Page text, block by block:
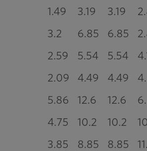
1.49 3.19 3.19
3.2 6.85 6.85
2.59 5.54 5.54
2.09 4.49 4.49
5.86 12.6 12.6
4.75 10.2 10.2
3.85 8.85 8.85